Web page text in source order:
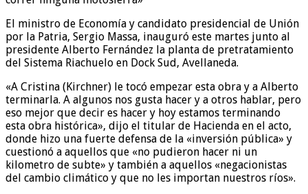
El ministro de Economía y candidato presidencial de Unión
por la Patria, Sergio Massa, inauguró este martes junto al
presidente Alberto Fernández la planta de pretratamiento
del Sistema Riachuelo en Dock Sud, Avellaneda.
«A Cristina (Kirchner) le tocó empezar esta obra y a Alberto
terminarla. A algunos nos gusta hacer y a otros hablar, pero
eso mejor que decir es hacer y hoy estamos terminando
esta obra histórica», dijo el titular de Hacienda en el acto,
donde hizo una fuerte defensa de la «inversión pública» y
cuestionó a aquellos que «no pudieron hacer ni un
kilometro de subte» y también a aquellos «negacionistas
del cambio climático y que no les importan nuestros ríos».